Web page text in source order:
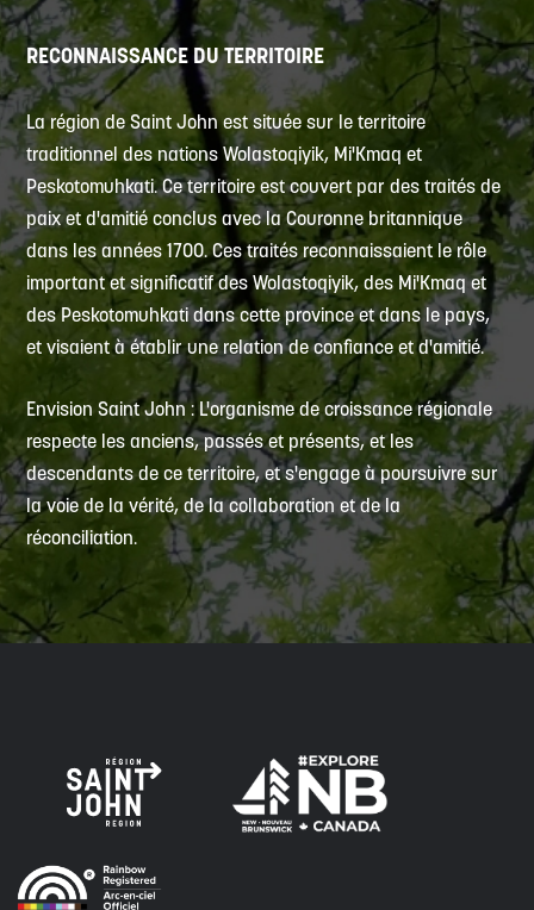
RECONNAISSANCE DU TERRITOIRE
La région de Saint John est située sur le territoire
traditionnel des nations Wolastoqiyik, Mi'Kmaq et
Peskotomuhkati. Ce territoire est couvert par des traités de
paix et d'amitié conclus avec la Couronne britannique
dans les années 1700. Ces traités reconnaissaient le rôle
important et significatif des Wolastoqiyik, des Mi'Kmaq et
des Peskotomuhkati dans cette province et dans le pays,
et visaient à établir une relation de confiance et d'amitié.
Envision Saint John : L'organisme de croissance régionale
respecte les anciens, passés et présents, et les
descendants de ce territoire, et s'engage à poursuivre sur
la voie de la vérité, de la collaboration et de la
réconciliation.